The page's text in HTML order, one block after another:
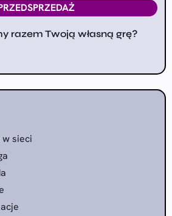
razem Twoją własną grę?
sieci